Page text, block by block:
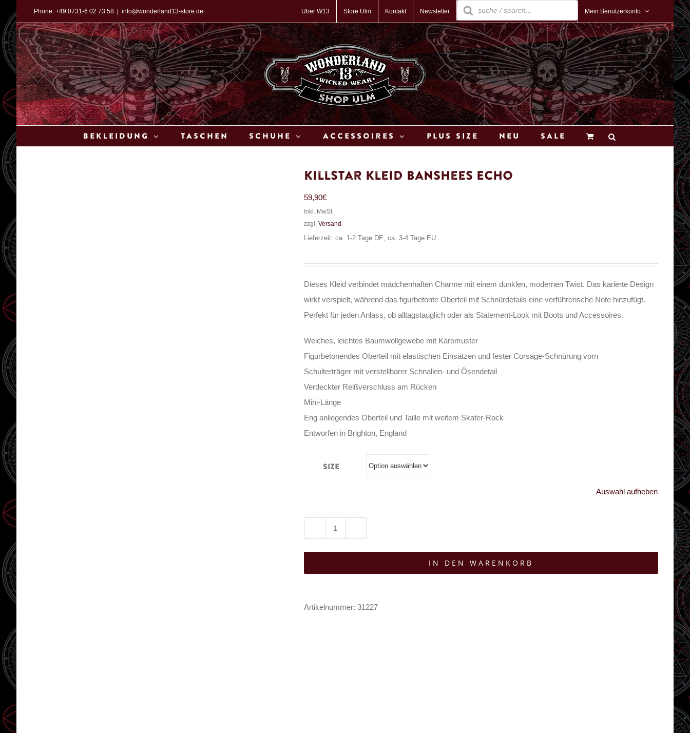
Inhalt
springen
Phone: +49 0731-6 02 73 58 info@wonderland13-store.de Über W13 Store Ulm Kontakt Newsletter
Products
search
Mein Benutzerkonto
Bekleidung Taschen Schuhe Accessoires Plus Size Neu Sale
Killstar Kleid Banshees Echo
59,90€
Inkl. MwSt.
zzgl. Versand
Lieferzeit: ca. 1-2 Tage DE, ca. 3-4 Tage EU
Dieses Kleid verbindet mädchenhaften Charme mit einem dunklen, modernen Twist. Das karierte Design
wirkt verspielt, während das figurbetonte Oberteil mit Schnürdetails eine verführerische Note hinzufügt.
Perfekt für jeden Anlass, ob alltagstauglich oder als Statement-Look mit Boots und Accessoires.
Weiches, leichtes Baumwollgewebe mit Karomuster
Figurbetonendes Oberteil mit elastischen Einsätzen und fester Corsage-Schnürung vorn
Schulterträger mit verstellbarer Schnallen- und Ösendetail
Verdeckter Reißverschluss am Rücken
Mini-Länge
Eng anliegendes Oberteil und Taille mit weitem Skater-Rock
Entworfen in Brighton, England
Size
Auswahl aufheben
Kleid
IN DEN WARENKORB
Artikelnummer: 31227